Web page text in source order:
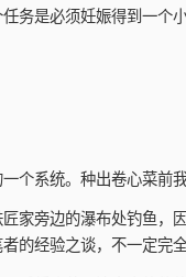
务是必须妊娠得到一
个系统。种出卷心菜前
家旁边的瀑布处钓鱼
的经验之谈，不一定完